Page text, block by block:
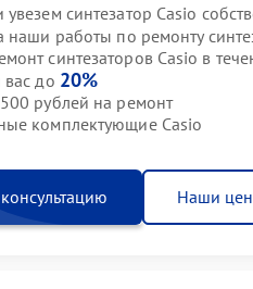
синтезатор Casio
наши работы по ремонту
синтезаторов Casio в
вас до 20%
рублей на ремонт
комплектующие Casio
Наши